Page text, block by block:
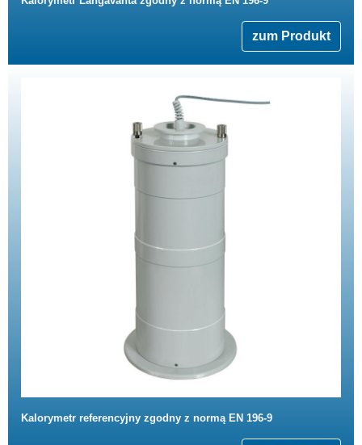
zum Produkt
Kalorymetr referencyjny zgodny z normą EN 196-9